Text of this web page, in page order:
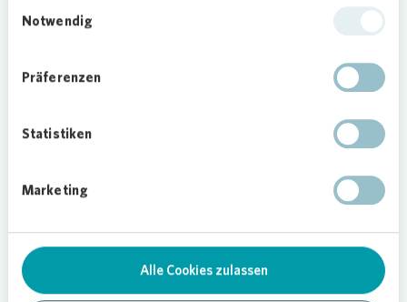
Notwendig
Präferenzen
Statistiken
Marketing
Alle Cookies zulassen
Möglichkeit, sich mit den Veranstaltern vor Ort
Waldau geplant. „Uns ist es ein großes Anliegen
Deswegen freut es uns, dass wir mit den lokalen
Vonovia
Quartiersmanagerin.
Foto:Vonovia